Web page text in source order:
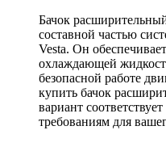
Бачок
составной частью
Vesta. Он
охлаждающей
безопасной работе
купить бачок
вариант
требованиям для